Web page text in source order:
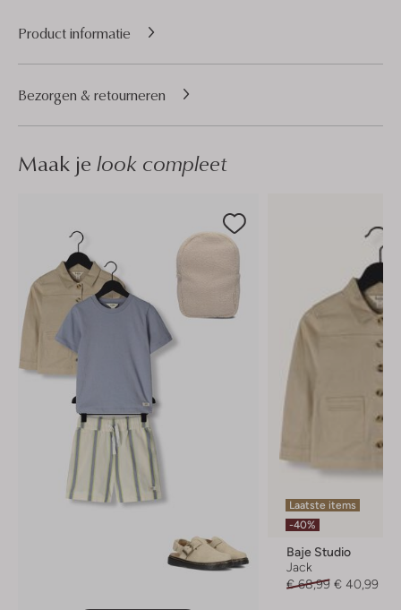
Product informatie
Bezorgen & retourneren
Maak je look compleet
Laatste items
-40%
Baje Studio
Jack
€ 68,99 € 40,99